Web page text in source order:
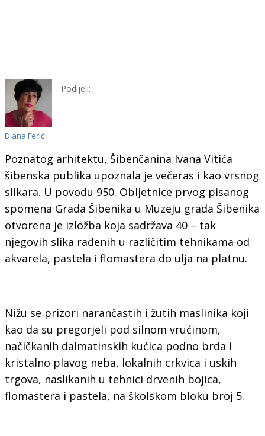
Diana Ferić
Podijeli:
Poznatog arhitektu, Šibenčanina Ivana Vitića
šibenska publika upoznala je večeras i kao vrsnog
slikara. U povodu 950. Obljetnice prvog pisanog
spomena Grada Šibenika u Muzeju grada Šibenika
otvorena je izložba koja sadržava 40 – tak
njegovih slika rađenih u različitim tehnikama od
akvarela, pastela i flomastera do ulja na platnu.
Nižu se prizori narančastih i žutih maslinika koji
kao da su pregorjeli pod silnom vrućinom,
načičkanih dalmatinskih kućica podno brda i
kristalno plavog neba, lokalnih crkvica i uskih
trgova, naslikanih u tehnici drvenih bojica,
flomastera i pastela, na školskom bloku broj 5.